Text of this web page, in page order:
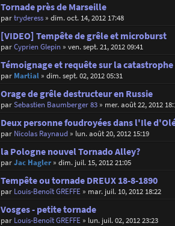
Tornade près de Marseille
partryderess» dim. oct. 14, 2012 17:48
[VIDEO] Tempête de grêle et microburst
parCyprien Glepin» ven. sept. 21, 2012 09:41
Témoignage et requête sur la catastrophe
par Martial» dim. sept. 02, 2012 05:31
Orage de grêle destructeur en Russie
parSebastien Baumberger 83» mer. août 22, 2012
Deux personne foudroyées dans l'Ile
par Nicolas Raynaud» lun. août 20, 2012 15:19
la Pologne nouvel Tornado Alley?
parJac Hagler» dim. juil. 15, 2012 21:05
Tempête ou tornade DREUX 18-8-1890
par Louis-Benoît GREFFE» mar. juil. 10, 2012 18:22
Vosges - petite tornade
par Louis-Benoît GREFFE» lun. juil. 02, 2012 23:23